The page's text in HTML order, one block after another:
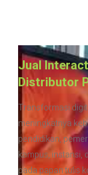
Jual
Distributor
Transformasi
meningkatnya
pendidikan,
kampus, instansi,
pada papan tulis